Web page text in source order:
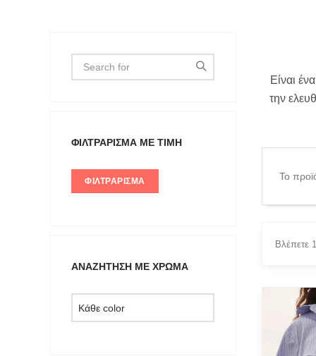
Είναι
την
Το
Βλέπετε
FILTER
Extra
ΦΙΛΤΡΆΡΙΣΜΑ ΜΕ ΤΙΜΉ
ΦΙΛΤΡΆΡΙΣΜΑ
ΑΝΑΖΉΤΗΣΗ ΜΕ ΧΡΏΜΑ